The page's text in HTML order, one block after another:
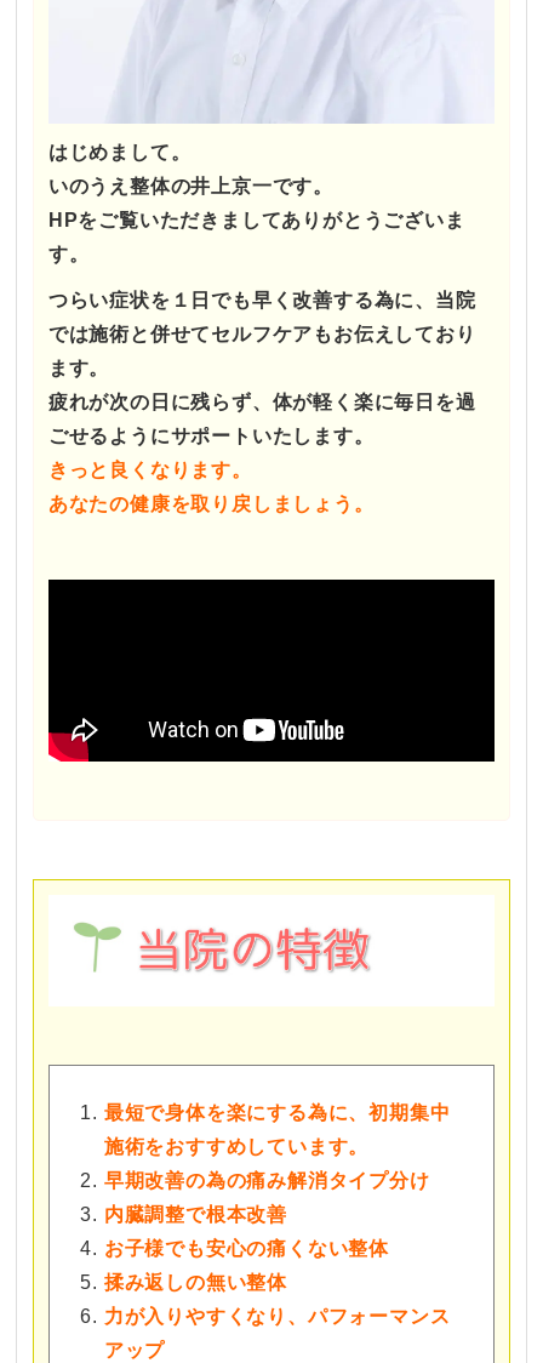
はじめまして。
いのうえ整体の井上京一です。
HPをご覧いただきましてありがとうございま
す。
つらい症状を１日でも早く改善する為に、 当院
では施術と併せてセルフケアもお伝えしており
ます。
疲れが次の日に残らず、 体が軽く楽に毎日を過
ごせるようにサポートいたします。
きっと良くなります。
あなたの健康を取り戻しましょう。
最短で身体を楽にする為に、初期集中
施術をおすすめしています。
早期改善の為の痛み解消タイプ分け
内臓調整で根本改善
お子様でも安心の痛くない整体
揉み返しの無い整体
力が入りやすくなり、パフォーマンス
アップ